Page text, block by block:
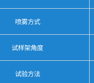
喷雾方式
试样架角度
试验方法